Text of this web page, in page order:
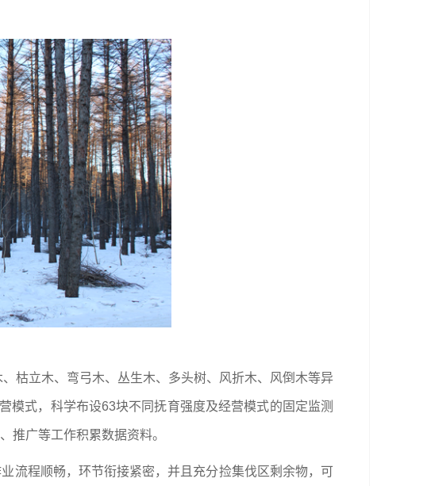
枯立木、弯弓木、丛生木、多头树、风折木、风倒木等异
模式，科学布设63块不同抚育强度及经营模式的固定监测
推广等工作积累数据资料。
流程顺畅，环节衔接紧密，并且充分捡集伐区剩余物，可